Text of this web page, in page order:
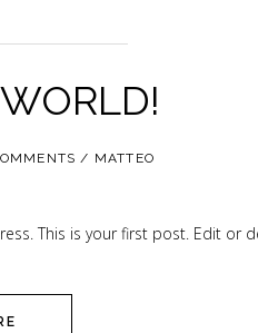
/ MATTEO
This is your first post. Edit or